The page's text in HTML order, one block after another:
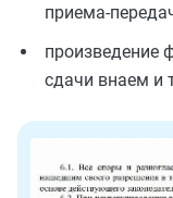
приема-
произведение
сдачи внаем и